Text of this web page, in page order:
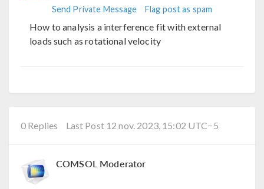
Send Private Message Flag post as spam
How to analysis a interference fit with external
loads such as rotational velocity
0 Replies Last Post 12 nov. 2023, 15:02 UTC−5
COMSOL Moderator